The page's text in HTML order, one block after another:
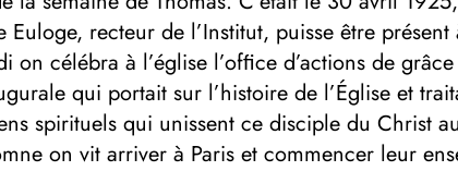
Euloge, recteur de l’Institut, puisse être
on célébra à l’église l’ofﬁce d’actions de
qui portait sur l’histoire de l’Église et
spirituels qui unissent ce disciple du Christ
on vit arriver à Paris et commencer leur